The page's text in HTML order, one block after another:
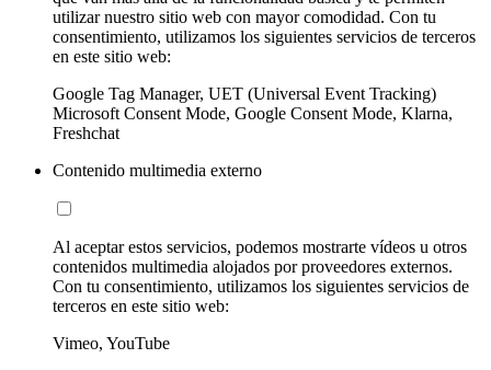
utilizar nuestro sitio web con mayor comodidad. Con tu
consentimiento, utilizamos los siguientes servicios de terceros
en este sitio web:
Google Tag Manager, UET (Universal Event Tracking)
Microsoft Consent Mode, Google Consent Mode, Klarna,
Freshchat
Contenido multimedia externo
Al aceptar estos servicios, podemos mostrarte vídeos u otros
contenidos multimedia alojados por proveedores externos.
Con tu consentimiento, utilizamos los siguientes servicios de
terceros en este sitio web:
Vimeo, YouTube